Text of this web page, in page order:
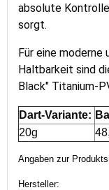
absolute
sorgt.
Für eine
Haltbarkeit sind
Black" Titanium-
Dart-Variante:
20g
Angaben zur
Hersteller: